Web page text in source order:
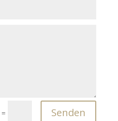
= Senden